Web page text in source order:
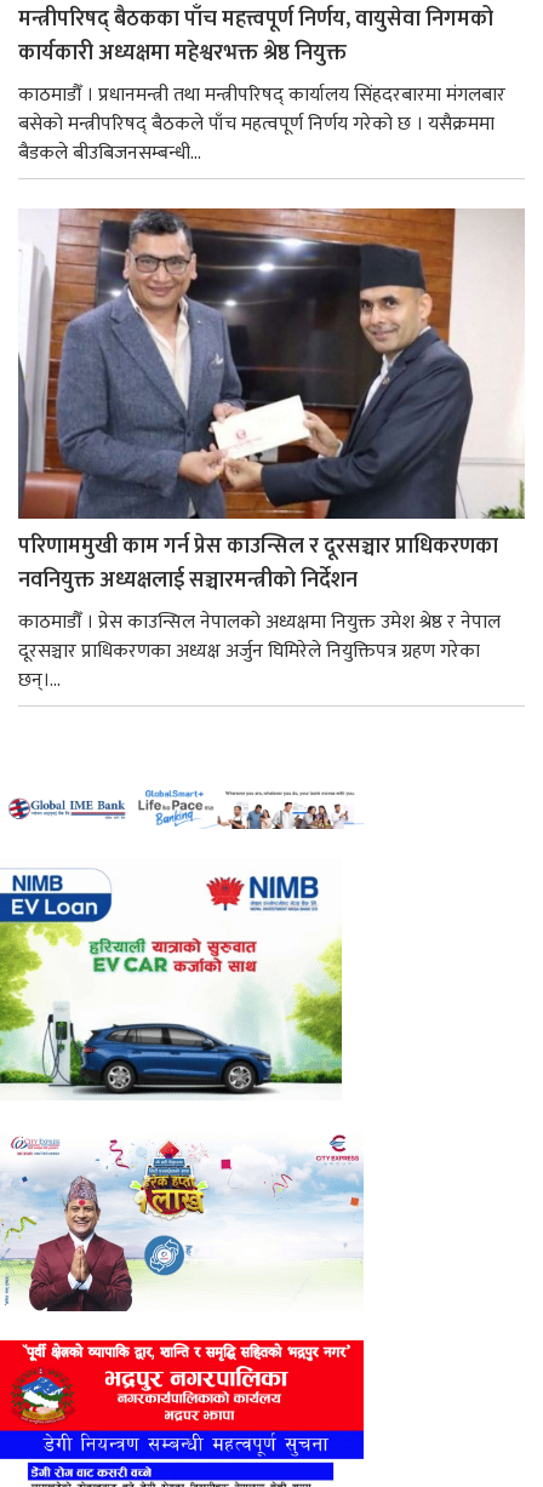
मन्त्रीपरिषद् बैठकका पाँच महत्त्वपूर्ण निर्णय, वायुसेवा निगमको
कार्यकारी अध्यक्षमा महेश्वरभक्त श्रेष्ठ नियुक्त
काठमाडौँ । प्रधानमन्त्री तथा मन्त्रीपरिषद् कार्यालय सिंहदरबारमा मंगलबार
बसेको मन्त्रीपरिषद् बैठकले पाँच महत्वपूर्ण निर्णय गरेको छ । यसैक्रममा
बैडकले बीउबिजनसम्बन्धी...
परिणाममुखी काम गर्न प्रेस काउन्सिल र दूरसञ्चार प्राधिकरणका
नवनियुक्त अध्यक्षलाई सञ्चारमन्त्रीको निर्देशन
काठमाडौँ । प्रेस काउन्सिल नेपालको अध्यक्षमा नियुक्त उमेश श्रेष्ठ र नेपाल
दूरसञ्चार प्राधिकरणका अध्यक्ष अर्जुन घिमिरेले नियुक्तिपत्र ग्रहण गरेका
छन्।...